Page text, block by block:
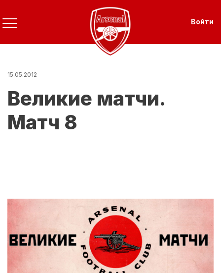
Перейти
к
основному
содержанию
Войти
15.05.2012
Великие матчи.
Матч 8